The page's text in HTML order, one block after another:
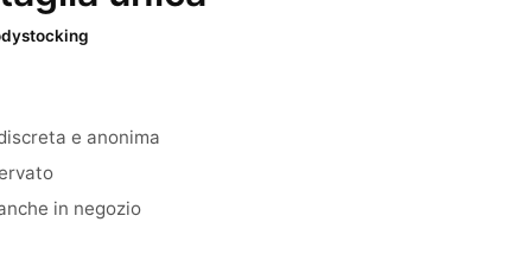
e anonima
in negozio